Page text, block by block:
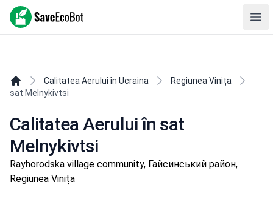
SaveEcoBot
Calitatea Aerului în Ucraina
Regiunea Vinița
sat Melnykivtsi
Calitatea Aerului în sat
Melnykivtsi
Rayhorodska village community, Гайсинський район,
Regiunea Vinița